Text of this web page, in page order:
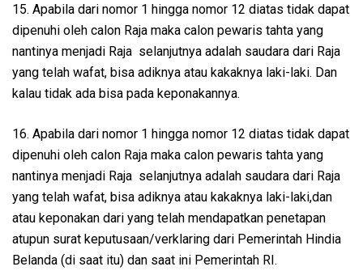
15. Apabila dari nomor 1 hingga nomor 12 diatas tidak dapat
dipenuhi oleh calon Raja maka calon pewaris tahta yang
nantinya menjadi Raja selanjutnya adalah saudara dari Raja
yang telah wafat, bisa adiknya atau kakaknya laki-laki. Dan
kalau tidak ada bisa pada keponakannya.
16. Apabila dari nomor 1 hingga nomor 12 diatas tidak dapat
dipenuhi oleh calon Raja maka calon pewaris tahta yang
nantinya menjadi Raja selanjutnya adalah saudara dari Raja
yang telah wafat, bisa adiknya atau kakaknya laki-laki,dan
atau keponakan dari yang telah mendapatkan penetapan
atupun surat keputusaan/verklaring dari Pemerintah Hindia
Belanda (di saat itu) dan saat ini Pemerintah RI.